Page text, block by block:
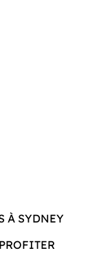
À SYDNEY